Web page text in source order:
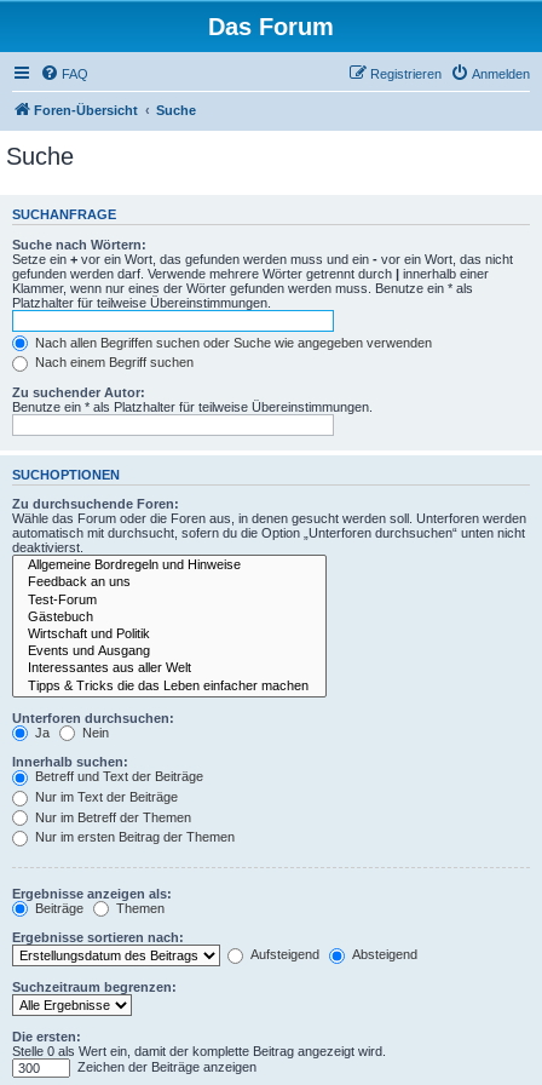
Das Forum
FAQ Anmelden
Registrieren
Foren-Übersicht Suche
Suche
SUCHANFRAGE
Suche nach Wörtern:
Setze ein + vor ein Wort, das gefunden werden muss und ein - vor ein Wort, das nicht
gefunden werden darf. Verwende mehrere Wörter getrennt durch | innerhalb einer
Klammer, wenn nur eines der Wörter gefunden werden muss. Benutze ein * als
Platzhalter für teilweise Übereinstimmungen.
Nach allen Begriffen suchen oder Suche wie angegeben verwenden
Nach einem Begriff suchen
Zu suchender Autor:
Benutze ein * als Platzhalter für teilweise Übereinstimmungen.
SUCHOPTIONEN
Zu durchsuchende Foren:
Wähle das Forum oder die Foren aus, in denen gesucht werden soll. Unterforen werden
automatisch mit durchsucht, sofern du die Option „Unterforen durchsuchen“ unten nicht
deaktivierst.
Unterforen durchsuchen:
Ja
Nein
Innerhalb suchen:
Betreff und Text der Beiträge
Nur im Text der Beiträge
Nur im Betreff der Themen
Nur im ersten Beitrag der Themen
Ergebnisse anzeigen als:
Beiträge
Themen
Ergebnisse sortieren nach:
Aufsteigend
Absteigend
Suchzeitraum begrenzen:
Die ersten:
Stelle 0 als Wert ein, damit der komplette Beitrag angezeigt wird.
Zeichen der Beiträge anzeigen